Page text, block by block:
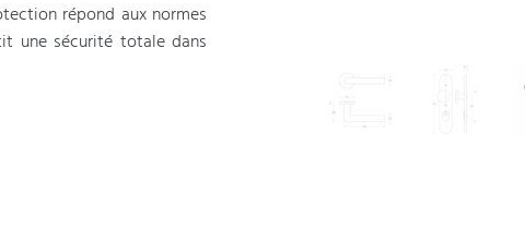
répond aux normes
une sécurité totale dans